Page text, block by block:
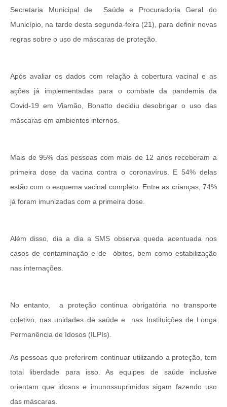
Secretaria Municipal de Saúde e Procuradoria Geral do
Município, na tarde desta segunda-feira (21), para definir novas
regras sobre o uso de máscaras de proteção.
Após avaliar os dados com relação à cobertura vacinal e as
ações já implementadas para o combate da pandemia da
Covid-19 em Viamão, Bonatto decidiu desobrigar o uso das
máscaras em ambientes internos.
Mais de 95% das pessoas com mais de 12 anos receberam a
primeira dose da vacina contra o coronavírus. E 54% delas
estão com o esquema vacinal completo. Entre as crianças, 74%
já foram imunizadas com a primeira dose.
Além disso, dia a dia a SMS observa queda acentuada nos
casos de contaminação e de óbitos, bem como estabilização
nas internações.
No entanto, a proteção continua obrigatória no transporte
coletivo, nas unidades de saúde e nas Instituições de Longa
Permanência de Idosos (ILPIs).
As pessoas que preferirem continuar utilizando a proteção, tem
total liberdade para isso. As equipes de saúde inclusive
orientam que idosos e imunossuprimidos sigam fazendo uso
das máscaras.